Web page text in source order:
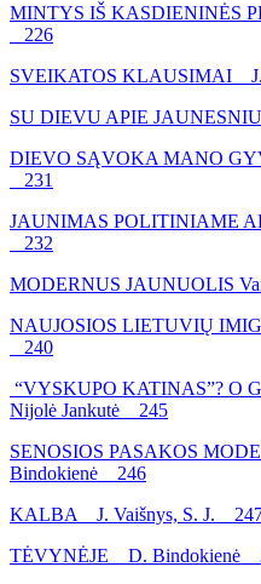
MINTYS IŠ KASDIENINĖS
226
SVEIKATOS KLAUSIMAI
SU DIEVU APIE
DIEVO SĄVOKA MANO
231
JAUNIMAS POLITINIAME
232
MODERNUS JAUNUOLIS
NAUJOSIOS LIETUVIŲ
240
“VYSKUPO KATINAS”? O
Nijolė Jankutė 245
SENOSIOS PASAKOS
Bindokienė 246
KALBA J. Vaišnys, S. J.
TĖVYNĖJE D. Bindokienė